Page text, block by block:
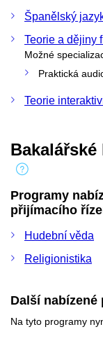
Španělský
Teorie a dějiny
Možné
Praktická
Teorie
Programy
přijímacího
Hudební věda
Religionistika
Další nabízené
Na tyto programy